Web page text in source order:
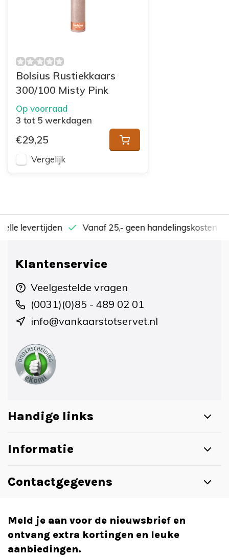
Bolsius Rustiekkaars
300/100 Misty Pink
Op voorraad
3 tot 5 werkdagen
€29,25
Vergelijk
levertijden Vanaf 25,- geen handelingskosten
Klantenservice
Veelgestelde vragen
(0031)(0)85 - 489 02 01
info@vankaarstotservet.nl
Handige links
Informatie
Contactgegevens
Meld je aan voor de nieuwsbrief en
ontvang extra kortingen en leuke
aanbiedingen.